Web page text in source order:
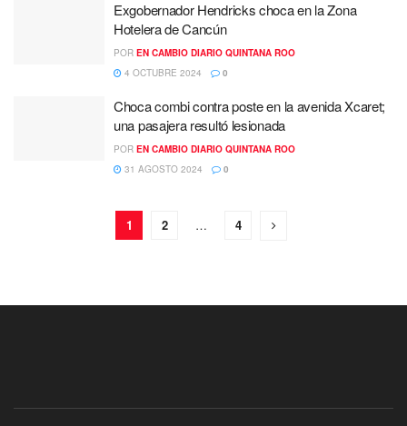
Exgobernador Hendricks choca en la Zona
Hotelera de Cancún
POR EN CAMBIO DIARIO QUINTANA ROO
4 OCTUBRE 2024
0
Choca combi contra poste en la avenida Xcaret;
una pasajera resultó lesionada
POR EN CAMBIO DIARIO QUINTANA ROO
31 AGOSTO 2024
0
1 2 … 4